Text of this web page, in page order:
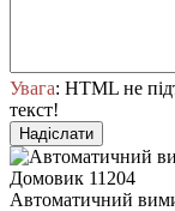
Увага: HTML не
текст!
Надіслати
Автоматичний